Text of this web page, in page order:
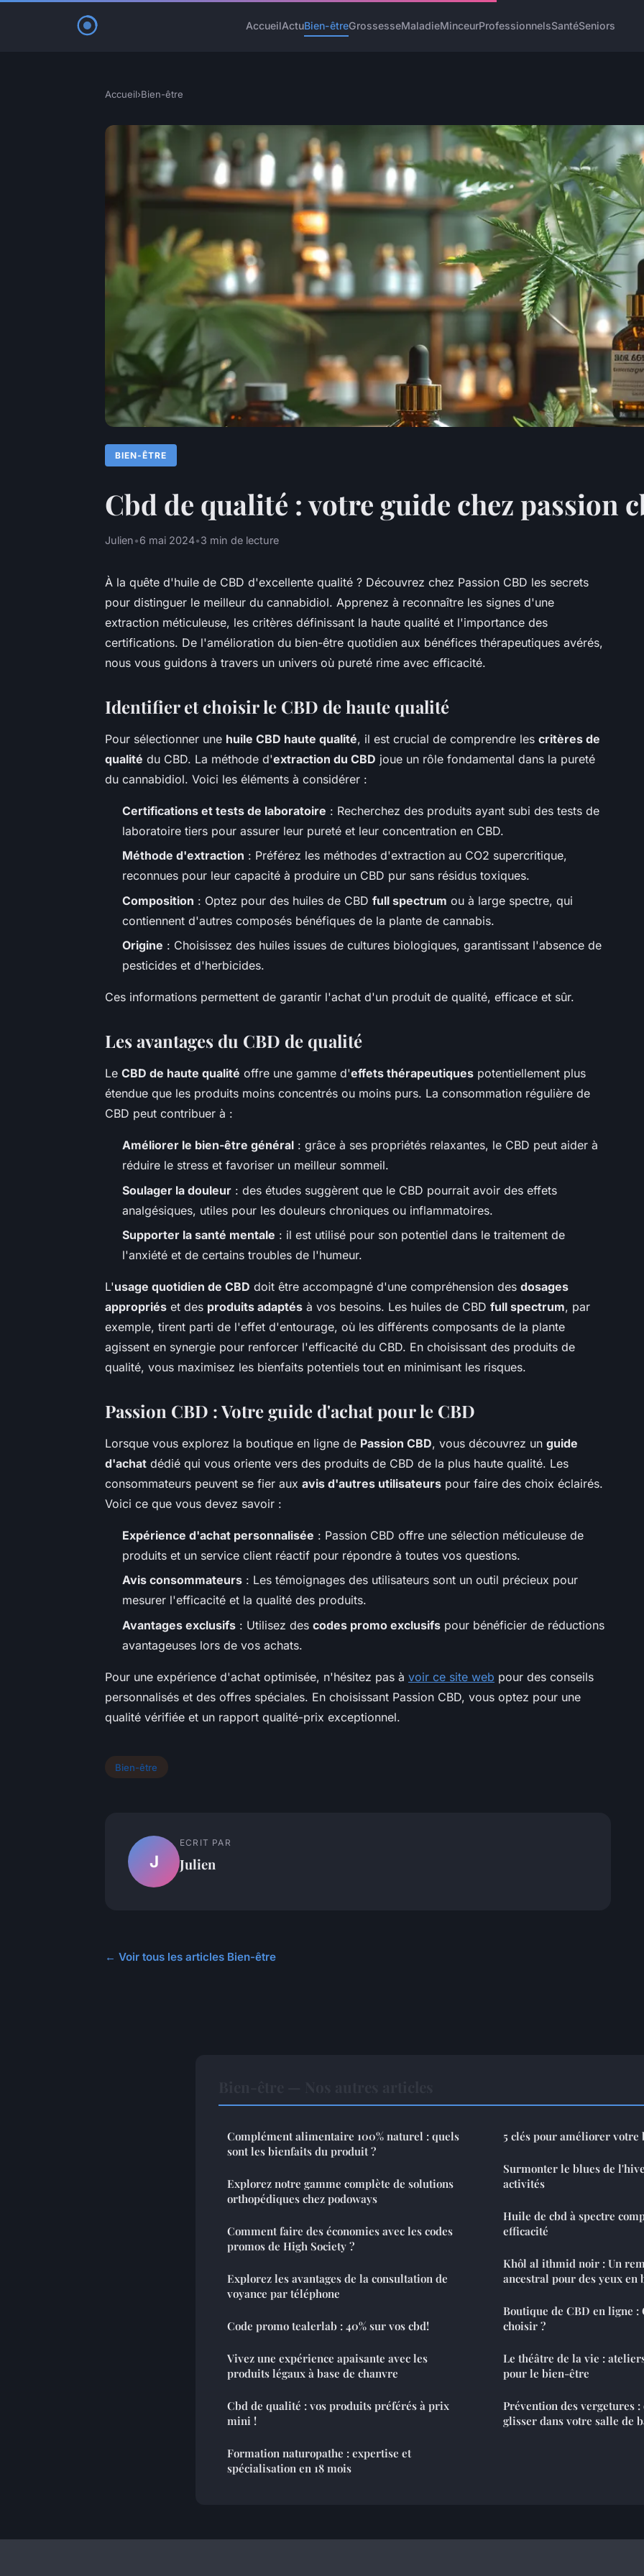
AccueilActuBien-êtreGrossesseMaladieMinceurProfessionnelsSantéSeniors
Accueil›Bien-être
BIEN-ÊTRE
Cbd de qualité : votre guide chez passion
Julien•6 mai 2024•3 min de lecture
À la quête d'huile de CBD d'excellente qualité ? Découvrez chez Passion CBD les secrets
pour distinguer le meilleur du cannabidiol. Apprenez à reconnaître les signes d'une
extraction méticuleuse, les critères définissant la haute qualité et l'importance des
certifications. De l'amélioration du bien-être quotidien aux bénéfices thérapeutiques avérés,
nous vous guidons à travers un univers où pureté rime avec efficacité.
Identifier et choisir le CBD de haute qualité
Pour sélectionner une huile CBD haute qualité, il est crucial de comprendre les critères de
qualité du CBD. La méthode d'extraction du CBD joue un rôle fondamental dans la pureté
du cannabidiol. Voici les éléments à considérer :
Certifications et tests de laboratoire : Recherchez des produits ayant subi des tests de
laboratoire tiers pour assurer leur pureté et leur concentration en CBD.
Méthode d'extraction : Préférez les méthodes d'extraction au CO2 supercritique,
reconnues pour leur capacité à produire un CBD pur sans résidus toxiques.
Composition : Optez pour des huiles de CBD full spectrum ou à large spectre, qui
contiennent d'autres composés bénéfiques de la plante de cannabis.
Origine : Choisissez des huiles issues de cultures biologiques, garantissant l'absence de
pesticides et d'herbicides.
Ces informations permettent de garantir l'achat d'un produit de qualité, efficace et sûr.
Les avantages du CBD de qualité
Le CBD de haute qualité offre une gamme d'effets thérapeutiques potentiellement plus
étendue que les produits moins concentrés ou moins purs. La consommation régulière de
CBD peut contribuer à :
Améliorer le bien-être général : grâce à ses propriétés relaxantes, le CBD peut aider à
réduire le stress et favoriser un meilleur sommeil.
Soulager la douleur : des études suggèrent que le CBD pourrait avoir des effets
analgésiques, utiles pour les douleurs chroniques ou inflammatoires.
Supporter la santé mentale : il est utilisé pour son potentiel dans le traitement de
l'anxiété et de certains troubles de l'humeur.
L'usage quotidien de CBD doit être accompagné d'une compréhension des dosages
appropriés et des produits adaptés à vos besoins. Les huiles de CBD full spectrum, par
exemple, tirent parti de l'effet d'entourage, où les différents composants de la plante
agissent en synergie pour renforcer l'efficacité du CBD. En choisissant des produits de
qualité, vous maximisez les bienfaits potentiels tout en minimisant les risques.
Passion CBD : Votre guide d'achat pour le CBD
Lorsque vous explorez la boutique en ligne de Passion CBD, vous découvrez un guide
d'achat dédié qui vous oriente vers des produits de CBD de la plus haute qualité. Les
consommateurs peuvent se fier aux avis d'autres utilisateurs pour faire des choix éclairés.
Voici ce que vous devez savoir :
Expérience d'achat personnalisée : Passion CBD offre une sélection méticuleuse de
produits et un service client réactif pour répondre à toutes vos questions.
Avis consommateurs : Les témoignages des utilisateurs sont un outil précieux pour
mesurer l'efficacité et la qualité des produits.
Avantages exclusifs : Utilisez des codes promo exclusifs pour bénéficier de réductions
avantageuses lors de vos achats.
Pour une expérience d'achat optimisée, n'hésitez pas à voir ce site web pour des conseils
personnalisés et des offres spéciales. En choisissant Passion CBD, vous optez pour une
qualité vérifiée et un rapport qualité-prix exceptionnel.
Bien-être
J
ECRIT PAR
Julien
← Voir tous les articles Bien-être
Complément alimentaire 100% naturel : quels
sont les bienfaits du produit ?
Explorez notre gamme complète de solutions
orthopédiques chez podoways
Comment faire des économies avec les codes
promos de High Society ?
Explorez les avantages de la consultation de
voyance par téléphone
Code promo tealerlab : 40% sur vos cbd!
Vivez une expérience apaisante avec les
produits légaux à base de chanvre
Cbd de qualité : vos produits préférés à prix
mini !
Formation naturopathe : expertise et
spécialisation en 18 mois
5 clés pour améliorer
Surmonter le blues de
activités
Huile de cbd à spectre
efficacité
Khôl al ithmid noir : Un
ancestral pour des yeux en
Boutique de CBD en ligne :
choisir ?
Le théâtre de la vie :
pour le bien-être
Prévention des vergetures
glisser dans votre salle de